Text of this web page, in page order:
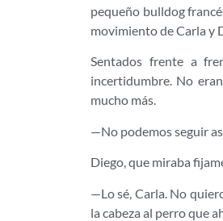
pequeño bulldog
movimiento de Carla y
Sentados frente a
incertidumbre. No
mucho más.
—No podemos seguir
Diego, que miraba
—Lo sé, Carla. No
la cabeza al perro que